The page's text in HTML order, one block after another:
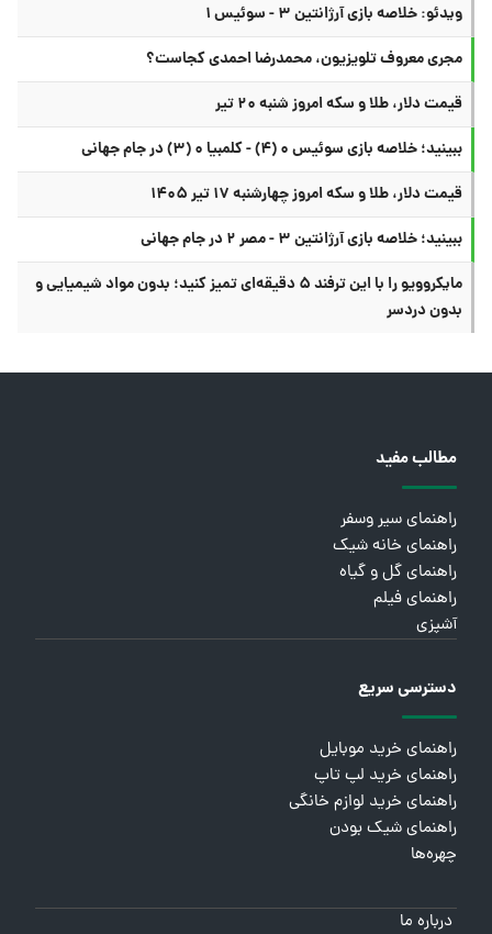
ویدئو: خلاصه بازی آرژانتین ۳ - سوئیس ۱
مجری معروف تلویزیون، محمدرضا احمدی کجاست؟
قیمت دلار، طلا و سکه امروز شنبه ۲۰ تیر
ببینید؛ خلاصه بازی سوئیس ۰ (۴) - کلمبیا ۰ (۳) در جام جهانی
قیمت دلار، طلا و سکه امروز چهارشنبه ۱۷ تیر ۱۴۰۵
ببینید؛ خلاصه بازی آرژانتین ۳ - مصر ۲ در جام جهانی
مایکروویو را با این ترفند ۵ دقیقه‌ای تمیز کنید؛ بدون مواد شیمیایی و
بدون دردسر
مطالب مفید
راهنمای سیر وسفر
راهنمای خانه شیک
راهنمای گل و گیاه
راهنمای فیلم
آشپزی
دسترسی سریع
راهنمای خرید موبایل
راهنمای خرید لپ تاپ
راهنمای خرید لوازم خانگی
راهنمای شیک بودن
چهره‌ها
درباره ما